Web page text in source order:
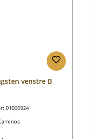
venstre B
01006924